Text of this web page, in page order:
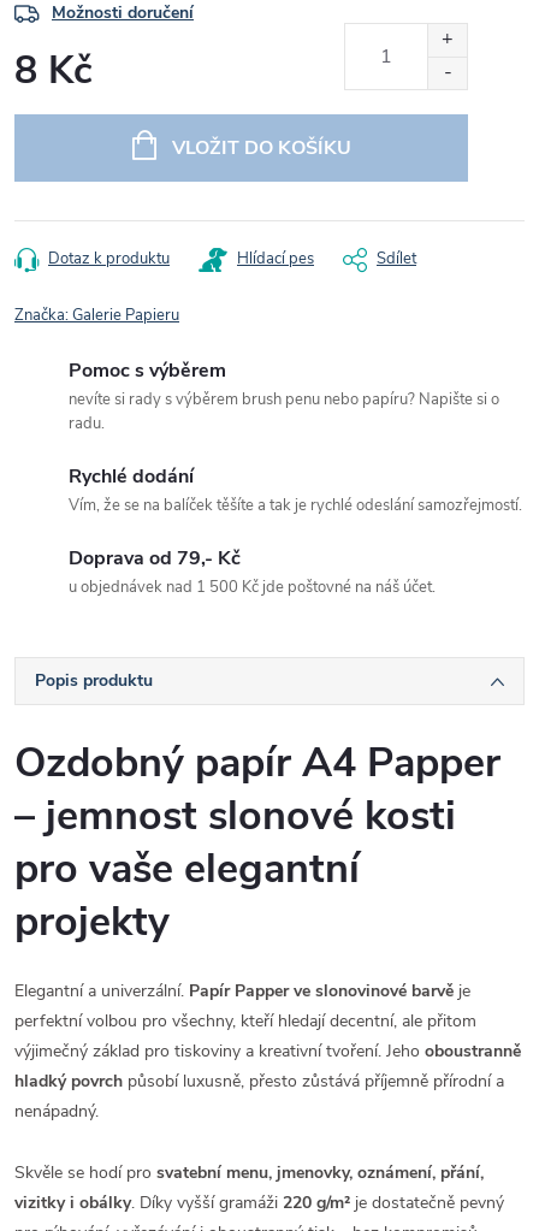
Možnosti doručení
8 Kč
VLOŽIT DO KOŠÍKU
Dotaz k produktu Hlídací pes Sdílet
Značka:Galerie Papieru
Pomoc s výběrem
nevíte si rady s výběrem brush penu nebo papíru? Napište si o
radu.
Rychlé dodání
Vím, že se na balíček těšíte a tak je rychlé odeslání samozřejmostí.
Doprava od 79,- Kč
u objednávek nad 1 500 Kč jde poštovné na náš účet.
Popis produktu
Ozdobný papír A4 Papper
– jemnost slonové kosti
pro vaše elegantní
projekty
Elegantní a univerzální. Papír Papper ve slonovinové barvě je
perfektní volbou pro všechny, kteří hledají decentní, ale přitom
výjimečný základ pro tiskoviny a kreativní tvoření. Jeho oboustranně
hladký povrch působí luxusně, přesto zůstává příjemně přírodní a
nenápadný.
Skvěle se hodí pro svatební menu, jmenovky, oznámení, přání,
vizitky i obálky. Díky vyšší gramáži 220 g/m² je dostatečně pevný